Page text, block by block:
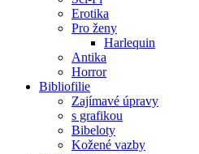
Erotika
Pro ženy
Harlequin
Antika
Horror
Bibliofilie
Zajímavé úpravy
s grafikou
Bibeloty
Kožené vazby